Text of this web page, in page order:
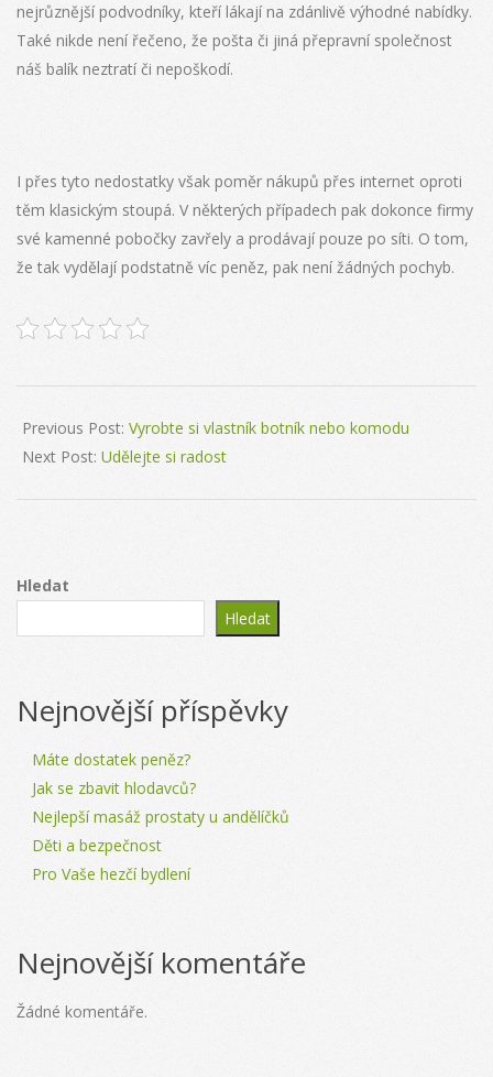
nejrůznější podvodníky, kteří lákají na zdánlivě výhodné nabídky.
Také nikde není řečeno, že pošta či jiná přepravní společnost
náš balík neztratí či nepoškodí.
I přes tyto nedostatky však poměr nákupů přes internet oproti
těm klasickým stoupá. V některých případech pak dokonce firmy
své kamenné pobočky zavřely a prodávají pouze po síti. O tom,
že tak vydělají podstatně víc peněz, pak není žádných pochyb.
07-
28
Previous Post: Vyrobte si vlastník botník nebo komodu
Next Post: Udělejte si radost
Hledat
Hledat
Nejnovější příspěvky
Máte dostatek peněz?
Jak se zbavit hlodavců?
Nejlepší masáž prostaty u andělíčků
Děti a bezpečnost
Pro Vaše hezčí bydlení
Nejnovější komentáře
Žádné komentáře.